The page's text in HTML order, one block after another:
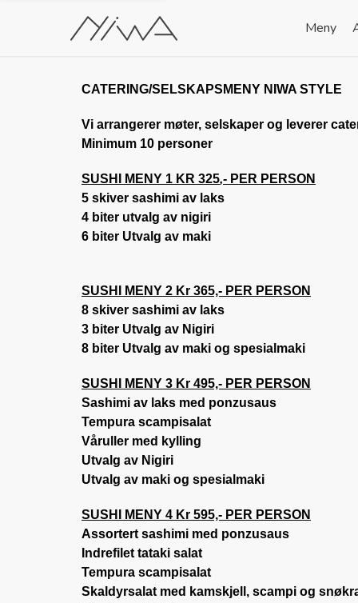
Meny
CATERING/SELSKAPSMENY NIWA STYLE
Vi arrangerer møter, selskaper og leverer
Minimum 10 personer
SUSHI MENY 1 KR 325,- PER PERSON
5 skiver sashimi av laks
4 biter utvalg av nigiri
6 biter Utvalg av maki
SUSHI MENY 2 Kr 365,- PER PERSON
8 skiver sashimi av laks
3 biter Utvalg av Nigiri
8 biter Utvalg av maki og spesialmaki
SUSHI MENY 3 Kr 495,- PER PERSON
Sashimi av laks med ponzusaus
Tempura scampisalat
Våruller med kylling
Utvalg av Nigiri
Utvalg av maki og spesialmaki
SUSHI MENY 4 Kr 595,- PER PERSON
Assortert sashimi med ponzusaus
Indrefilet tataki salat
Tempura scampisalat
Skaldyrsalat med kamskjell, scampi og